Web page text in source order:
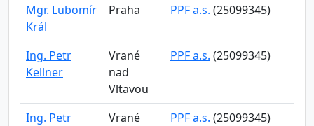
Mgr. Lubomír
Král
Praha PPF a.s. (25099345)
Ing. Petr
Kellner
Vrané
nad
Vltavou
PPF a.s. (25099345)
Ing. Petr
Vrané
PPF a.s. (25099345)